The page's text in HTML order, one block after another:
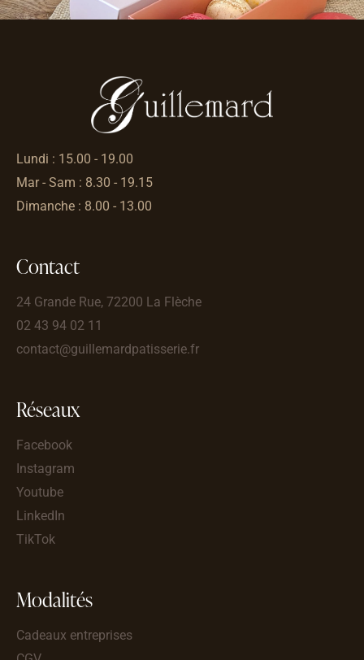
Lundi : 15.00 - 19.00
Mar - Sam : 8.30 - 19.15
Dimanche : 8.00 - 13.00
Contact
24 Grande Rue, 72200 La Flèche
02 43 94 02 11
contact@guillemardpatisserie.fr
Réseaux
Facebook
Instagram
Youtube
LinkedIn
TikTok
Modalités
Cadeaux entreprises